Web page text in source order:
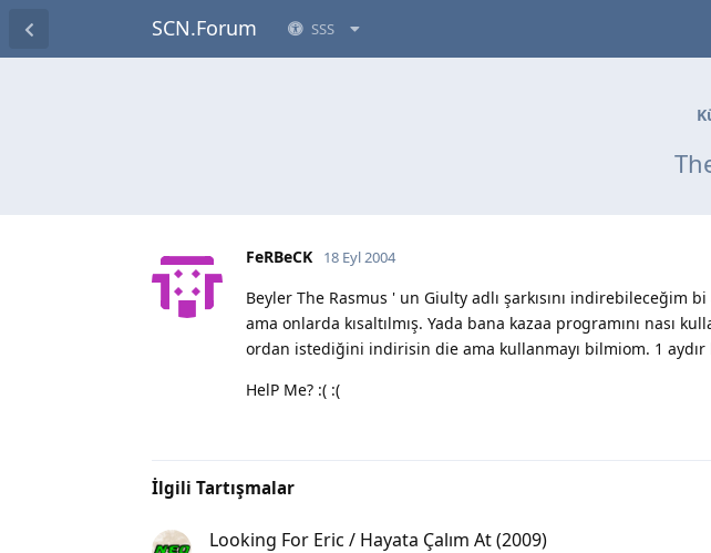
SCN.Forum SSS
FeRBeCK 18 Eyl 2004
Beyler The Rasmus ' un Giulty adlı şarkısını indirebileceğim
ama onlarda kısaltılmış. Yada bana kazaa programını nası
ordan istediğini indirisin die ama kullanmayı bilmiom. 1 aydır
HelP Me? :( :(
İlgili Tartışmalar
Looking For Eric / Hayata Çalım At (2009)